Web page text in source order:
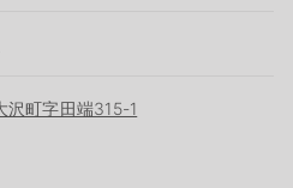
沢町字田端315-1